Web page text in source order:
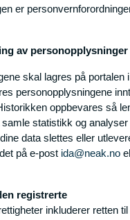
er
av personopplysninger
skal lagres på portalen
personopplysningene
oppbevares så
statistikk og
data slettes eller
på e-post ida@neak.no
registrerte
inkluderer retten til